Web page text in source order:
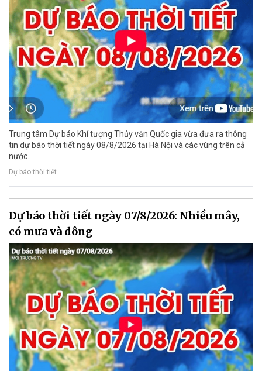
Trung tâm Dự báo Khí tượng Thủy văn Quốc gia vừa đưa ra thông
tin dự báo thời tiết ngày 08/8/2026 tại Hà Nội và các vùng trên cả
nước.
Dự báo thời tiết
Dự báo thời tiết ngày 07/8/2026: Nhiều mây,
có mưa và dông